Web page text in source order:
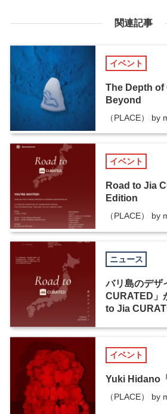
関連記事
イベント
The Depth of
Beyond
（PLACE） by
イベント
Road to Jia
Edition
（PLACE） by
ニュース
バリ島のデザ
CURATED」
to Jia
イベント
Yuki Hidano
（PLACE） by